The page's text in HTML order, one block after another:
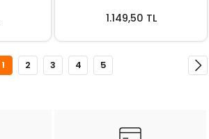
1.149,50 TL
1 2 3 4 5